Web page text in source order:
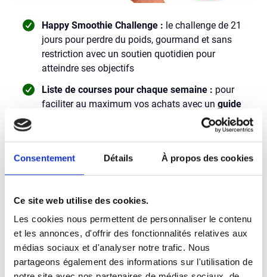
Consentement Détails À propos des cookies
Ce site web utilise des cookies.
Les cookies nous permettent de personnaliser le contenu
et les annonces, d'offrir des fonctionnalités relatives aux
médias sociaux et d'analyser notre trafic. Nous
partageons également des informations sur l'utilisation de
Happy Smoothie Challenge : le challenge de 21
jours pour perdre du poids, gourmand et sans
restriction avec un soutien quotidien pour
atteindre ses objectifs
Liste de courses pour chaque semaine : pour
faciliter au maximum vos achats avec un guide
Guide pour éviter l'effet Yoyo :le guide complet
pour vous aider à maintenir et stabiliser les
Accès à une communauté privée
se soutient, vous accompagnant dans ce
challenge pour augmenter vos chances de
réussite